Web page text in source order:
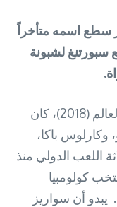
سطع اسمه متأخراً
لشبونة
في آخر مشاركة لكولومبيا في كأس العالم (2018)، كان
وكارلوس باكا،
اللعب الدولي منذ
كولومبيا
يبدو أن سواريز